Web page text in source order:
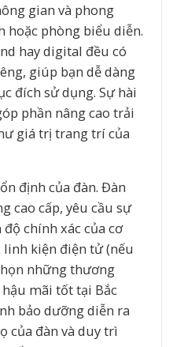
gian và phong
hoặc phòng biểu diễn.
hay digital đều có
giúp bạn dễ dàng
đích sử dụng. Sự hài
phần nâng cao trải
giá trị trang trí của
định của đàn. Đàn
cao cấp, yêu cầu sự
chính xác của cơ
linh kiện điện tử (nếu
những thương
mãi tốt tại Bắc
bảo dưỡng diễn ra
của đàn và duy trì